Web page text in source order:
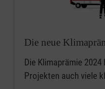
Die neue
Die Klimaprämie
Projekten auch viele